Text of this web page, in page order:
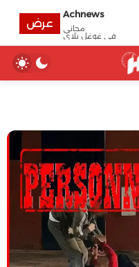
Achnews
مجانى
في غوغل بلاي
عرض